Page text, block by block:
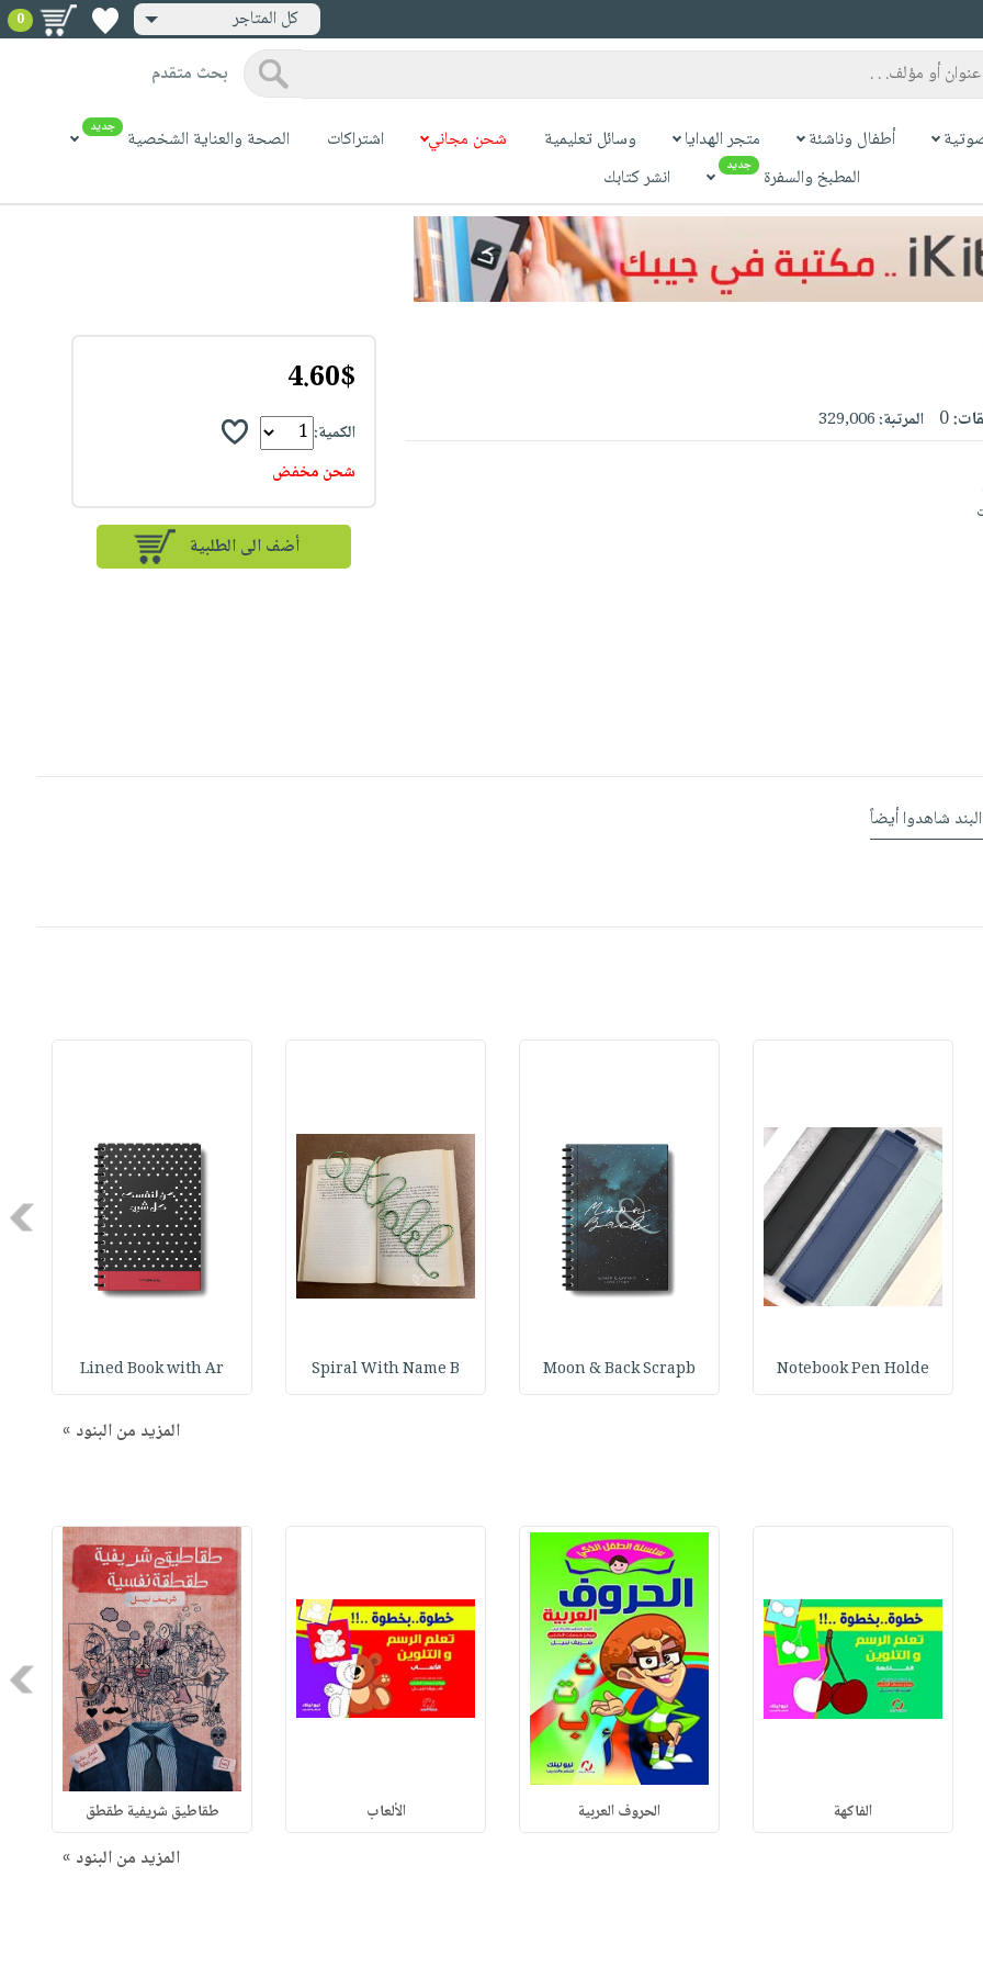
كل المتاجر 0
بحث متقدم
أطفال وناشئة متجر الهدايا وسائل تعليمية شحن مجاني اشتراكات الصحة والعناية الشخصية جديد
المطبخ والسفرة جديد انشر كتابك
0 المرتبة:329,006
4.60$
الكمية:
شحن مخفض
أضف الى الطلبية
شاهدوا أيضاً
Notebook Pen Holde
Moon & Back Scrapb
Spiral With Name B
Lined Book with Ar
المزيد من البنود »
الفاكهة الحروف العربية الألعاب طقاطيق شريفية طقطق
المزيد من البنود »